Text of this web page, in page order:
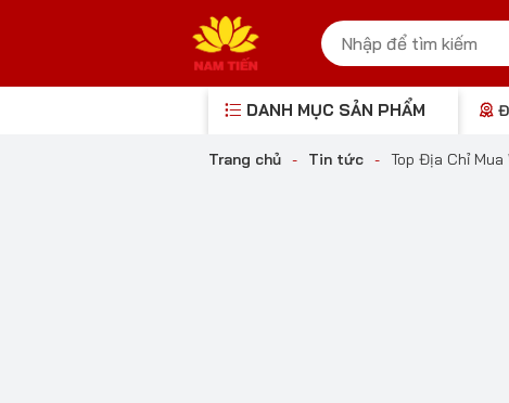
DANH MỤC SẢN PHẨM
Trang chủ - Tin tức - Top Địa Chỉ Mua